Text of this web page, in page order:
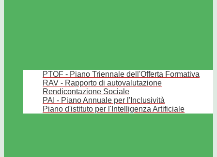
PTOF - Piano Triennale dell'Offerta Formativa
RAV - Rapporto di autovalutazione
Rendicontazione Sociale
PAI - Piano Annuale per l'Inclusività
Piano d'istituto per l'Intelligenza Artificiale